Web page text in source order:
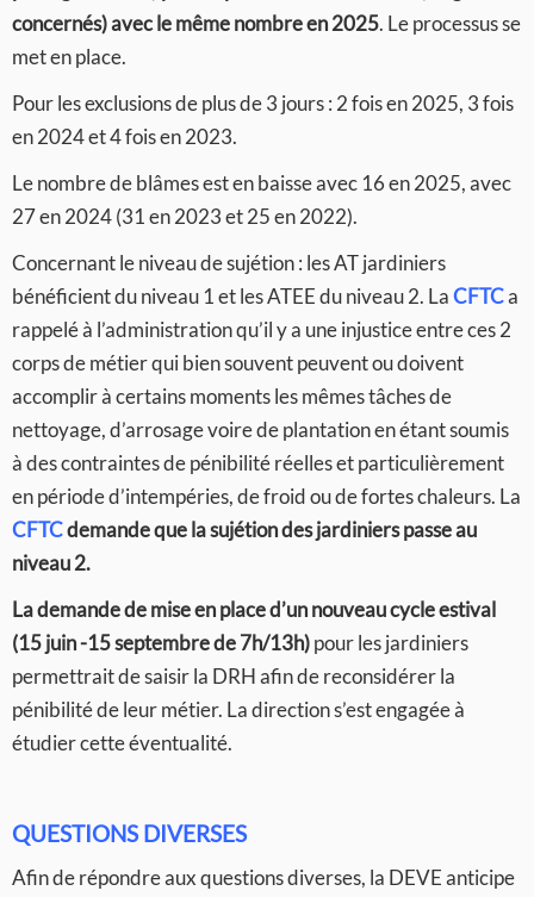
concernés) avec le même nombre en 2025. Le processus se
met en place.
Pour les exclusions de plus de 3 jours : 2 fois en 2025, 3 fois
en 2024 et 4 fois en 2023.
Le nombre de blâmes est en baisse avec 16 en 2025, avec
27 en 2024 (31 en 2023 et 25 en 2022).
Concernant le niveau de sujétion : les AT jardiniers
bénéficient du niveau 1 et les ATEE du niveau 2. LaCFTCa
rappelé à l’administration qu’il y a une injustice entre ces 2
corps de métier qui bien souvent peuvent ou doivent
accomplir à certains moments les mêmes tâches de
nettoyage, d’arrosage voire de plantation en étant soumis
à des contraintes de pénibilité réelles et particulièrement
en période d’intempéries, de froid ou de fortes chaleurs. La
CFTCdemande que la sujétion des jardiniers passe au
niveau 2.
La demande de mise en place d’un nouveau cycle estival
(15 juin -15 septembre de 7h/13h)pour les jardiniers
permettrait de saisir la DRH afin de reconsidérer la
pénibilité de leur métier. La direction s’est engagée à
étudier cette éventualité.
QUESTIONS DIVERSES
Afin de répondre aux questions diverses, la DEVE anticipe